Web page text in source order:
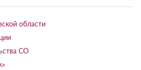
области
СО